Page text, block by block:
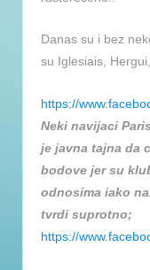
Danas su i bez
su Iglesiais,
https://
Neki navijaci
je javna tajna da
bodove jer su
odnosima iako
tvrdi suprotno;
https://